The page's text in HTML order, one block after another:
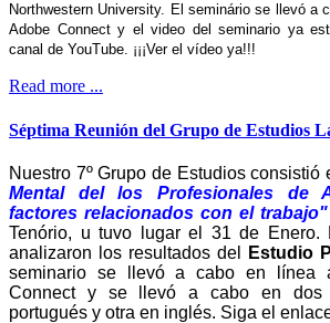
Northwestern University. El seminário se llevó a
Adobe Connect y el video del seminario ya
canal de YouTube. ¡¡¡Ver el vídeo ya!!!
Read more ...
Séptima Reunión del Grupo de Estudios
Nuestro 7º Grupo de Estudios consistió
Mental del los Profesionales de
factores relacionados con el trabajo"
Tenório, u tuvo lugar el 31 de Enero.
analizaron los resultados del
Estudio
seminario se llevó a cabo en línea
Connect y se llevó a cabo en dos
portugués y otra en inglés. Siga el